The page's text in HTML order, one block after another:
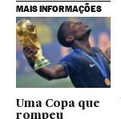
MAIS INFORMAÇÕES
Uma Copa que
rompeu